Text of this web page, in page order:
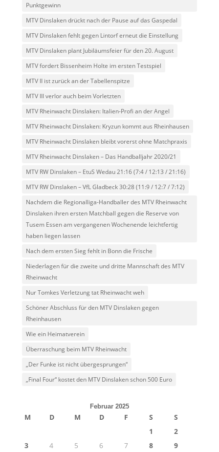
Punktgewinn
MTV Dinslaken drückt nach der Pause auf das Gaspedal
MTV Dinslaken fehlt gegen Lintorf erneut die Einstellung
MTV Dinslaken plant Jubiläumsfeier für den 20. August
MTV fordert Bissenheim Holte im ersten Testspiel
MTV II ist zurück an der Tabellenspitze
MTV III verlor auch beim Vorletzten
MTV Rheinwacht Dinslaken: Italien-Profi an der Angel
MTV Rheinwacht Dinslaken: Kryzun kommt aus Rheinhausen
MTV Rheinwacht Dinslaken bleibt vorerst ohne Matchpraxis
MTV Rheinwacht Dinslaken – Das Handballjahr 2020/21
MTV RW Dinslaken – EtuS Wedau 21:16 (7:4 / 12:13 / 21:16)
MTV RW Dinslaken – VfL Gladbeck 30:28 (11:9 / 12:7 / 7:12)
Nachdem die Regionalliga-Handballer des MTV Rheinwacht
Dinslaken ihren ersten Matchball gegen die Reserve von
Tusem Essen am vergangenen Wochenende leichtfertig
haben liegen lassen
Nach dem ersten Sieg fehlt in Bonn die Frische
Niederlagen für die zweite und dritte Mannschaft des MTV
Rheinwacht
Nur Tomkes Verletzung tat Rheinwacht weh
Schöner Abschluss für den MTV Dinslaken gegen
Rheinhausen
Wie ein Heimatverein
Überraschung beim MTV Rheinwacht
„Der Funke ist nicht übergesprungen“
„Final Four“ kostet den MTV Dinslaken schon 500 Euro
Februar 2025
M D M D F S
S
1
2
3
4 5 6 7 8 9